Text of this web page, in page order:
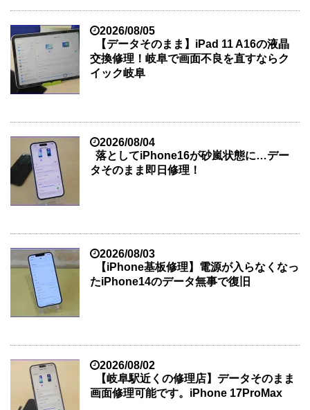
2026/08/05
【データそのまま】iPad 11 A16の液晶
交換修理！岐阜で画面不良を直すならク
イック岐阜
2026/08/04
落としてiPhone16が砂嵐状態に…デー
タそのまま即日修理！
2026/08/03
【iPhone基板修理】電源が入らなくなっ
たiPhone14のデータ無事で復旧
2026/08/02
【岐阜駅近くの修理店】データそのまま
画面修理可能です。iPhone 17ProMax